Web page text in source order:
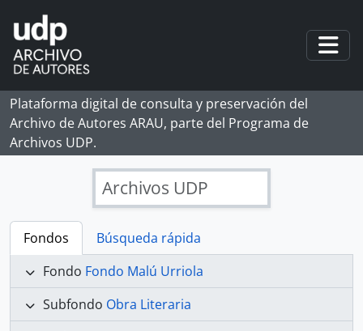
Skip to main content
Plataforma digital de consulta y preservación del
Archivo de Autores ARAU, parte del Programa de
Archivos UDP.
Archivos UDP
Fondos
Búsqueda rápida
Fondo Fondo Malú Urriola
Subfondo Obra Literaria